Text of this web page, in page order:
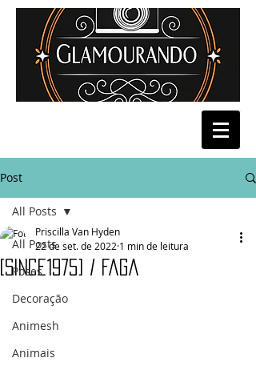
Post
All Posts
Poses
Decoração
Animesh
Animais
All Posts
[Since1975] / Faga
Priscilla Van Hyden
22 de set. de 2022 1 min de leitura